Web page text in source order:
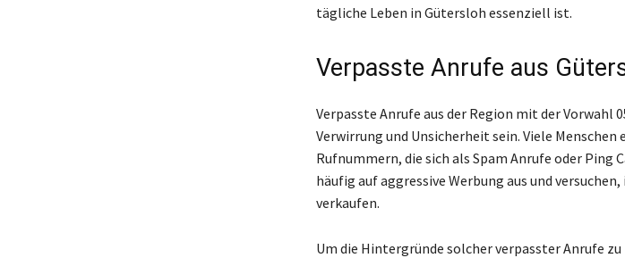
tägliche Leben in Gütersloh essenziell ist.
Verpasste Anrufe aus
Verpasste Anrufe aus der Region mit der Vorwahl
Verwirrung und Unsicherheit sein. Viele
Rufnummern, die sich als Spam Anrufe oder Ping
häufig auf aggressive Werbung aus und
verkaufen.
Um die Hintergründe solcher verpasster Anrufe